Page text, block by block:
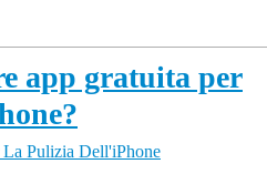
app gratuita per
Pulizia Dell'iPhone